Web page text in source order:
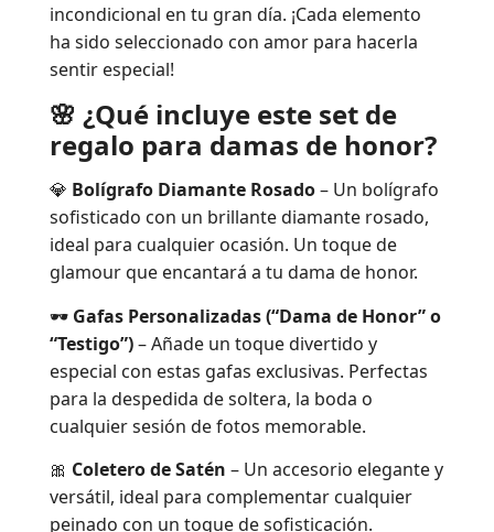
incondicional en tu gran día. ¡Cada elemento
ha sido seleccionado con amor para hacerla
sentir especial!
🌸 ¿Qué incluye este set de
regalo para damas de honor?
💎 Bolígrafo Diamante Rosado– Un bolígrafo
sofisticado con un brillante diamante rosado,
ideal para cualquier ocasión. Un toque de
glamour que encantará a tu dama de honor.
🕶️ Gafas Personalizadas (“Dama de Honor” o
“Testigo”)– Añade un toque divertido y
especial con estas gafas exclusivas. Perfectas
para la despedida de soltera, la boda o
cualquier sesión de fotos memorable.
🎀 Coletero de Satén – Un accesorio elegante y
versátil, ideal para complementar cualquier
peinado con un toque de sofisticación.